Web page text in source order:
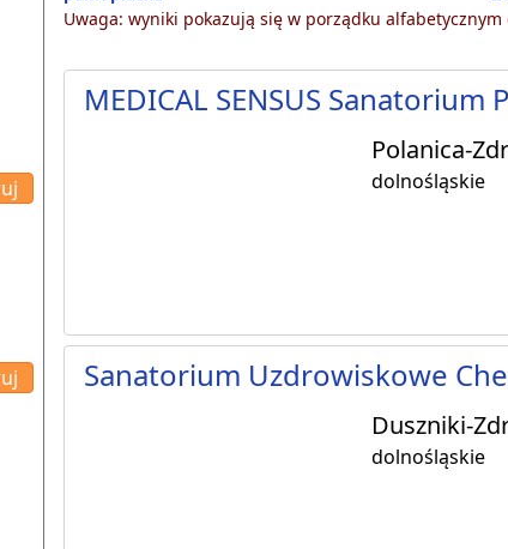
Uwaga: wyniki pokazują się w porządku
MEDICAL SENSUS Sanatorium
Polanica-
dolnośląskie
Sanatorium Uzdrowiskowe
Duszniki-
dolnośląskie